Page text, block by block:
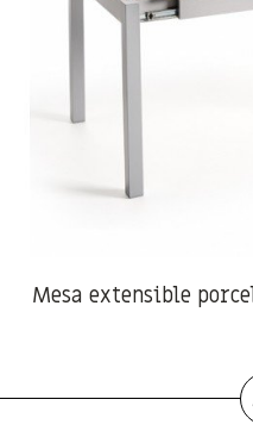
Mesa extensible